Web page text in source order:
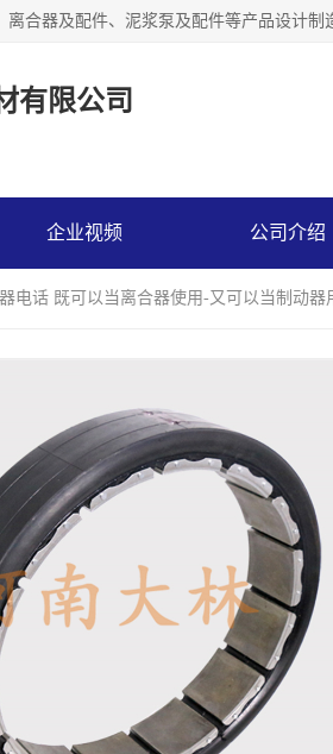
有限公司
企业视频 公司介绍
电话 既可以当离合器使用-又可以当制动器